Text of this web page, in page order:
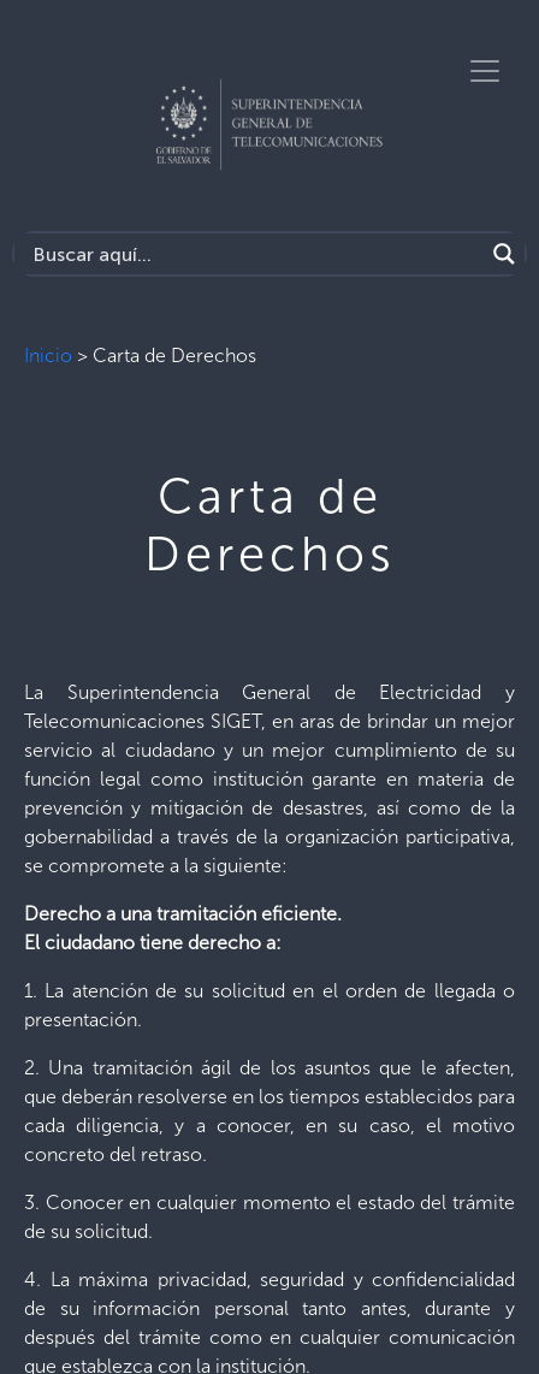
Inicio > Carta de Derechos
Carta de
Derechos
La Superintendencia General de Electricidad y
Telecomunicaciones SIGET, en aras de brindar un mejor
servicio al ciudadano y un mejor cumplimiento de su
función legal como institución garante en materia de
prevención y mitigación de desastres, así como de la
gobernabilidad a través de la organización participativa,
se compromete a la siguiente:
Derecho a una tramitación eficiente.
El ciudadano tiene derecho a:
1. La atención de su solicitud en el orden de llegada o
presentación.
2. Una tramitación ágil de los asuntos que le afecten,
que deberán resolverse en los tiempos establecidos para
cada diligencia, y a conocer, en su caso, el motivo
concreto del retraso.
3. Conocer en cualquier momento el estado del trámite
de su solicitud.
4. La máxima privacidad, seguridad y confidencialidad
de su información personal tanto antes, durante y
después del trámite como en cualquier comunicación
que establezca con la institución.